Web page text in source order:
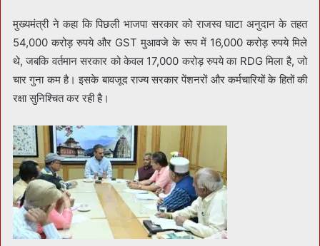
मुख्यमंत्री ने कहा कि पिछली भाजपा सरकार को राजस्व घाटा अनुदान के तहत
54,000 करोड़ रुपये और GST मुआवजे के रूप में 16,000 करोड़ रुपये मिले
थे, जबकि वर्तमान सरकार को केवल 17,000 करोड़ रुपये का RDG मिला है, जो
चार गुना कम है। इसके बावजूद राज्य सरकार पेंशनरों और कर्मचारियों के हितों की
रक्षा सुनिश्चित कर रही है।